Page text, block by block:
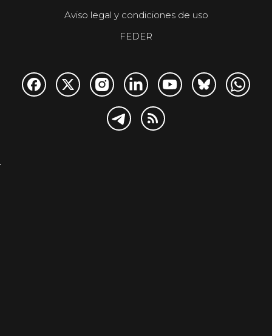
Aviso legal y condiciones de uso
FEDER